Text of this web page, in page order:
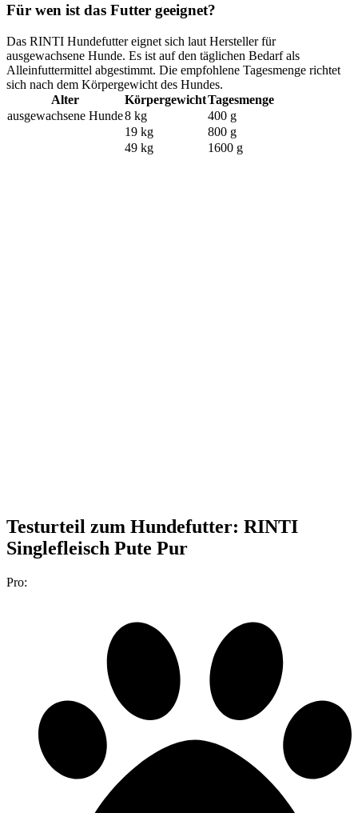
Für wen ist das Futter geeignet?
Das RINTI Hundefutter eignet sich laut Hersteller für
ausgewachsene Hunde. Es ist auf den täglichen Bedarf als
Alleinfuttermittel abgestimmt. Die empfohlene Tagesmenge richtet
sich nach dem Körpergewicht des Hundes.
Alter
KörpergewichtTagesmenge
ausgewachsene Hunde8 kg
400 g
19 kg
800 g
49 kg
1600 g
Testurteil zum Hundefutter: RINTI
Singlefleisch Pute Pur
Pro: